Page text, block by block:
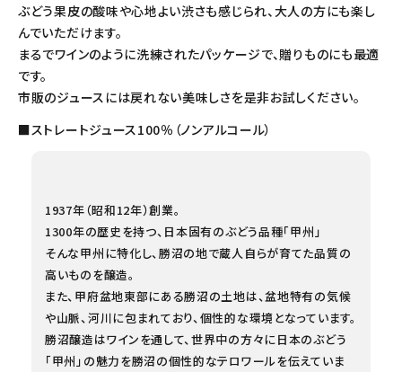
ぶどう果皮の酸味や心地よい渋さも感じられ、大人の方にも楽し
んでいただけます。
まるでワインのように洗練されたパッケージで、贈りものにも最適
です。
市販のジュースには戻れない美味しさを是非お試しください。
■ストレートジュース100％（ノンアルコール）
1937年（昭和12年）創業。
1300年の歴史を持つ、日本固有のぶどう品種「甲州」
そんな甲州に特化し、勝沼の地で蔵人自らが育てた品質の
高いものを醸造。
また、甲府盆地東部にある勝沼の土地は、盆地特有の気候
や山脈、河川に包まれており、個性的な環境となっています。
勝沼醸造はワインを通して、世界中の方々に日本のぶどう
「甲州」の魅力を勝沼の個性的なテロワールを伝えていま